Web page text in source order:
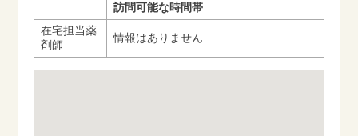
訪問可能な時間帯
在宅担当薬
剤師
情報はありません